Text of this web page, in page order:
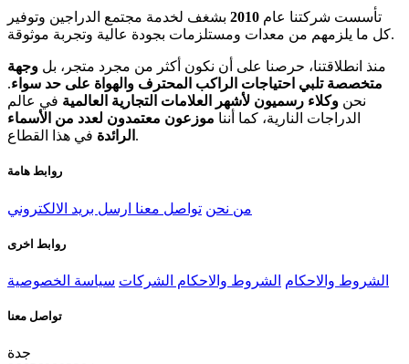
تأسست شركتنا عام 2010 بشغف لخدمة مجتمع الدراجين وتوفير
كل ما يلزمهم من معدات ومستلزمات بجودة عالية وتجربة موثوقة.
منذ انطلاقتنا، حرصنا على أن نكون أكثر من مجرد متجر، بل وجهة
متخصصة تلبي احتياجات الراكب المحترف والهواة على حد سواء.
نحن وكلاء رسميون لأشهر العلامات التجارية العالمية في عالم
الدراجات النارية، كما أننا موزعون معتمدون لعدد من الأسماء
الرائدة في هذا القطاع.
روابط هامة
من نحن تواصل معنا ارسل بريد الالكتروني
روابط اخرى
الشروط والاحكام الشروط والاحكام الشركات سياسة الخصوصية
تواصل معنا
جدة